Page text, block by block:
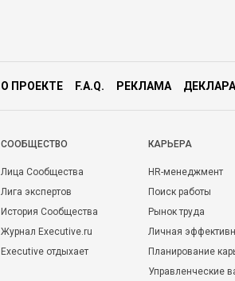
О ПРОЕКТЕ F.A.Q. РЕКЛАМА
CООБЩЕСТВО
Лица Сообщества
Лига экспертов
История Сообщества
Журнал Executive.ru
Executive отдыхает
КАРЬЕРА
HR-менеджмент
Поиск работы
Рынок труда
Личная
Планирование
Управленческие